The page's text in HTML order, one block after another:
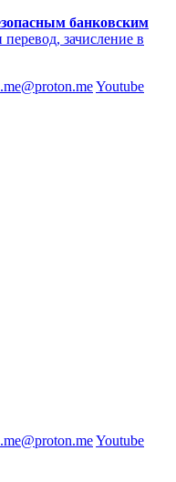
банковским
зачисление в
Youtube
Youtube